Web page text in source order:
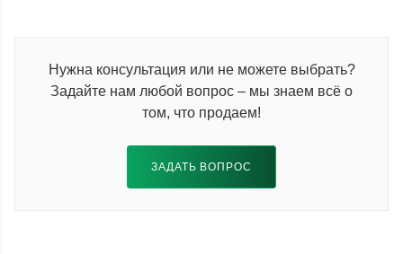
Нужна консультация или не можете выбрать?
Задайте нам любой вопрос – мы знаем всё о
том, что продаем!
ЗАДАТЬ ВОПРОС